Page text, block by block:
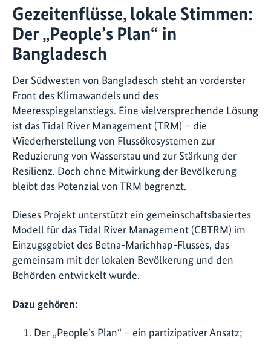
Gezeitenflüsse, lokale Stimmen:
Der „People’s Plan“ in
Bangladesch
Der Südwesten von Bangladesch steht an vorderster
Front des Klimawandels und des
Meeresspiegelanstiegs. Eine vielversprechende Lösung
ist das Tidal River Management (TRM) – die
Wiederherstellung von Flussökosystemen zur
Reduzierung von Wasserstau und zur Stärkung der
Resilienz. Doch ohne Mitwirkung der Bevölkerung
bleibt das Potenzial von TRM begrenzt.
Dieses Projekt unterstützt ein gemeinschaftsbasiertes
Modell für das Tidal River Management (CBTRM) im
Einzugsgebiet des Betna-Marichhap-Flusses, das
gemeinsam mit der lokalen Bevölkerung und den
Behörden entwickelt wurde.
Dazu gehören:
Der „People’s Plan“ – ein partizipativer Ansatz;